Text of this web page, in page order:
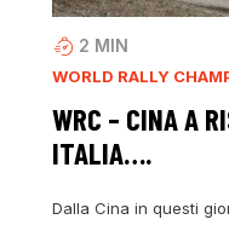
2 MIN
WORLD RALLY
WRC – CINA A
ITALIA….
Dalla Cina in questi